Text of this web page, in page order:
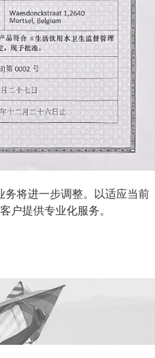
将进一步调整。以适应当前
户提供专业化服务。